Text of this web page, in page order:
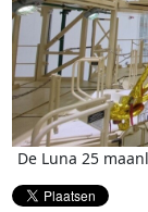
De Luna 25